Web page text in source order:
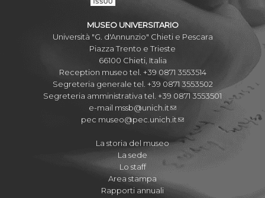
MUSEO UNIVERSITARIO
Università "G. d'Annunzio" Chieti e Pescara
Piazza Trento e Trieste
66100 Chieti, Italia
Reception museo tel. +39 0871 3553514
Segreteria generale tel. +39 0871 3553502
Segreteria amministrativa tel. +39 0871 3553501
e-mail mssb@unich.it
pec museo@pec.unich.it
La storia del museo
La sede
Lo staff
Area stampa
Rapporti annuali